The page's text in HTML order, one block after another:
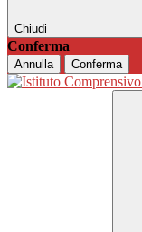
Chiudi
Conferma
Annulla Conferma